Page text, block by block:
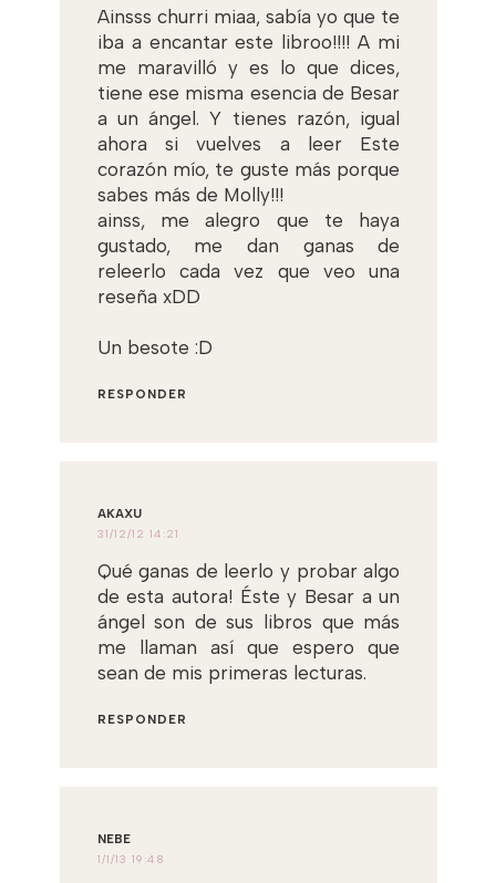
Ainsss churri miaa, sabía yo que te
iba a encantar este libroo!!!! A mi
me maravilló y es lo que dices,
tiene ese misma esencia de Besar
a un ángel. Y tienes razón, igual
ahora si vuelves a leer Este
corazón mío, te guste más porque
sabes más de Molly!!!
ainss, me alegro que te haya
gustado, me dan ganas de
releerlo cada vez que veo una
reseña xDD
Un besote :D
RESPONDER
AKAXU
31/12/12 14:21
Qué ganas de leerlo y probar algo
de esta autora! Éste y Besar a un
ángel son de sus libros que más
me llaman así que espero que
sean de mis primeras lecturas.
RESPONDER
NEBE
1/1/13 19:48